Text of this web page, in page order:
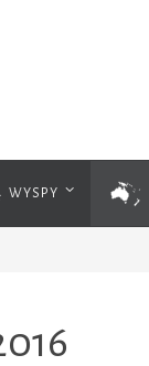
WYSPY